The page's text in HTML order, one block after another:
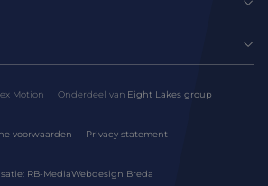
Motion Onderdeel van Eight Lakes group
voorwaarden Privacy statement
RB-MediaWebdesign Breda